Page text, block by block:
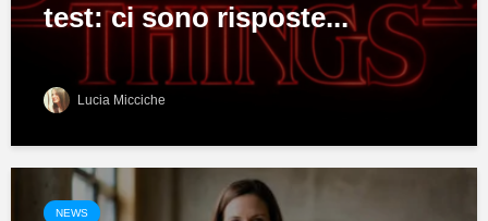
test: ci sono risposte...
Lucia Micciche
NEWS